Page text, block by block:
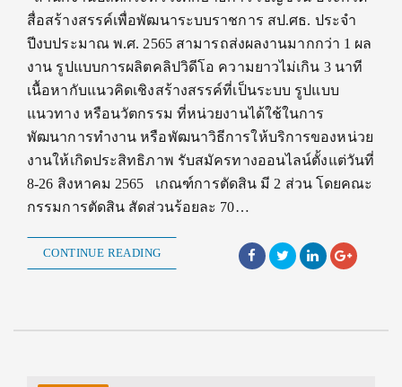
สื่อสร้างสรรค์เพื่อพัฒนาระบบราชการ สป.ศธ. ประจำ
ปีงบประมาณ พ.ศ. 2565 สามารถส่งผลงานมากกว่า 1 ผล
งาน รูปแบบการผลิตคลิปวิดีโอ ความยาวไม่เกิน 3 นาที
เนื้อหากับแนวคิดเชิงสร้างสรรค์ที่เป็นระบบ รูปแบบ
แนวทาง หรือนวัตกรรม ที่หน่วยงานได้ใช้ในการ
พัฒนาการทำงาน หรือพัฒนาวิธีการให้บริการของหน่วย
งานให้เกิดประสิทธิภาพ รับสมัครทางออนไลน์ตั้งแต่วันที่
8-26 สิงหาคม 2565 เกณฑ์การตัดสิน มี 2 ส่วน โดยคณะ
กรรมการตัดสิน สัดส่วนร้อยละ 70…
CONTINUE READING